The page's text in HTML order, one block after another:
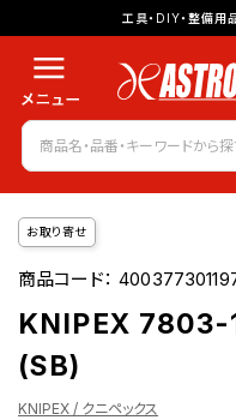
工具・DIY・整備用
お取り寄せ
商品コード：
KNIPEX 7803-
(SB)
KNIPEX / クニペックス